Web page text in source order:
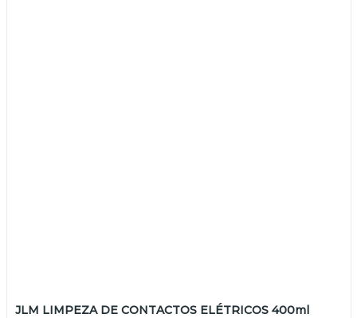
JLM LIMPEZA DE CONTACTOS ELÉTRICOS 400ml